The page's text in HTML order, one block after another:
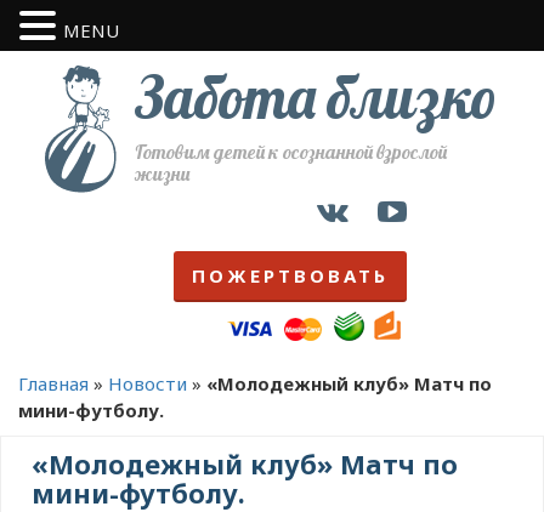
Забота близко
Готовим детей к осознанной взрослой
жизни
ПОЖЕРТВОВАТЬ
Главная » Новости » «Молодежный клуб» Матч по
мини-футболу.
«Молодежный клуб» Матч по
мини-футболу.
MENU